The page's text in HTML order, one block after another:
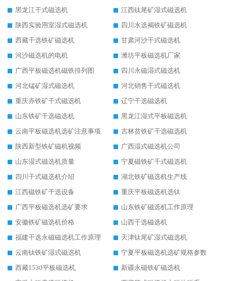
黑龙江干式磁选机
江西钛尾矿湿式磁选机
陕西实验用室湿式磁选机
四川水选褐铁矿磁选机
西藏干选铁矿磁选机
甘肃河沙干式磁选机
河沙磁选机的电机
潍坊平板磁选机厂家
广西平板磁选机磁铁排列图
四川永磁湿式磁选机
河北锰矿湿式磁选机
河北销售干式磁选机
重庆赤铁矿干式磁选机
辽宁干选磁选机
山东铁矿干选磁选机
黑龙江湿式平板磁选机
云南平板磁选机选矿注意事项
吉林贫铁矿干选磁选机
陕西新型铁矿磁机视频
广西湿式磁选机公司
山东湿式磁选机质量
宁夏磁铁矿干式磁选机
四川干式磁选机介绍
湖北铁矿磁选机生产线
江西磁铁矿干选设备
重庆平板磁选机选钛
广西平板磁选机选矿要求
山东铁矿磁选机工作原理
安徽铁矿磁选机价格
山西干选磁选机
福建干选永磁磁选机工作原理
天津钛尾矿湿式磁选机
云南钛铁矿湿式磁选机
宁夏平板磁选机选矿规格参数
西藏1530平板磁选机
新疆永磁铁矿磁选机